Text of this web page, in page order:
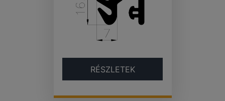
RÉSZLETEK